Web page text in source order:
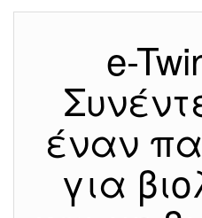
e-
έναν
για